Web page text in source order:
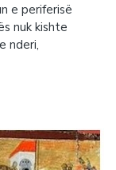
e periferisë
nuk kishte
nderi,